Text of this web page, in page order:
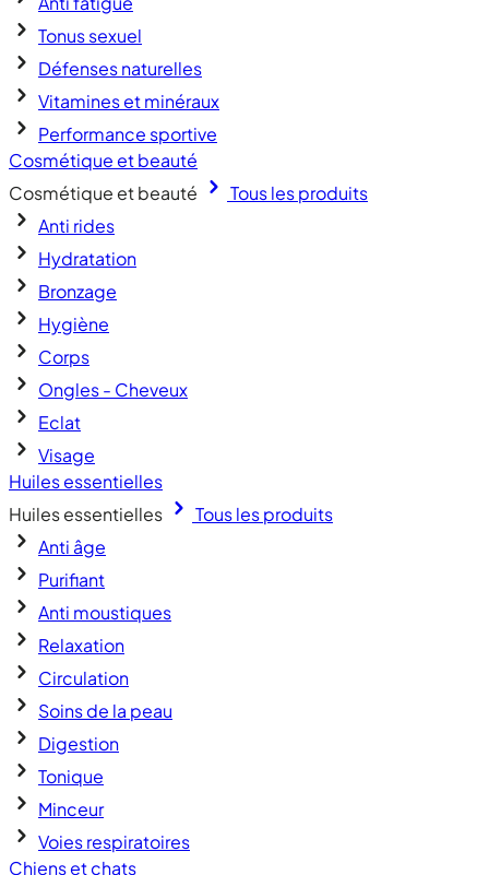
Tonus sexuel
Défenses naturelles
Vitamines et minéraux
Performance sportive
Cosmétique et beauté
Cosmétique et beauté
Tous les produits
Anti rides
Hydratation
Bronzage
Hygiène
Corps
Ongles - Cheveux
Eclat
Visage
Huiles essentielles
Huiles essentielles
Tous les produits
Anti âge
Purifiant
Anti moustiques
Relaxation
Circulation
Soins de la peau
Digestion
Tonique
Minceur
Voies respiratoires
Chiens et chats